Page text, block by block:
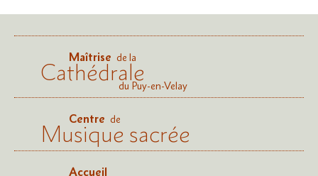
Maîtrise de la
Cathédraledu Puy-en-Velay
Centre de
Musique sacrée
Accueil